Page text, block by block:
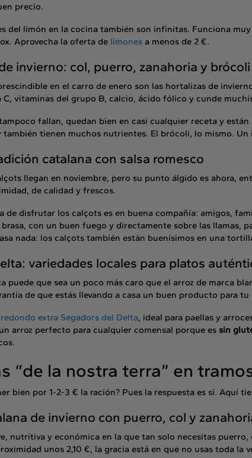
precio.
del limón en la cocina también son infinitas. Funciona
Aprovecha la oferta de limones a menos de 2 €.
invierno: col, puerro, zanahoria y brócoli
en el carro de enero son las hortalizas de
vitaminas del grupo B, calcio, ácido fólico y cunde
fallan, quedan bien en casi cualquier receta y
también tienen muchos nutrientes. El brócoli, lo mismo.
catalana con salsa romesco
llegan en noviembre, pero su punto álgido es ahora,
de calidad y frescos.
de disfrutar los calçots es en buena compañía: amigos,
con un buen fuego y directamente sobre las llamas,
nada: los calçots también están buenísimos en una
variedades locales para platos
puede que sea un poco más caro que el arroz de marca
de que estás llevando a casa un buen producto para
extra Segadors del Delta, ideal para paellas y
arroz perfecto para cualquier comensal porque es sin
“de la nostra terra” en
bien por 1-2-3 € la ración? Pues la respuesta es sí. Aquí
de invierno con puerro, col y
nutritiva y económica en la que tan solo necesitas
unos 2,10 €, la gracia está en que no usas toda